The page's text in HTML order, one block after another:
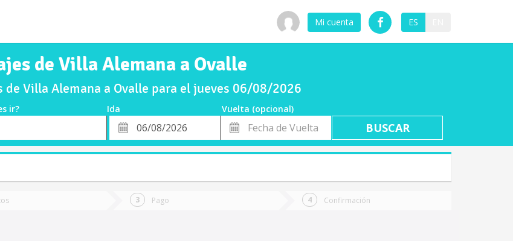
Mi cuenta ES
de Villa Alemana a Ovalle
de Villa Alemana a Ovalle para el jueves 06/08/2026
ir? Ida
Vuelta (opcional)
Fecha
de
Fecha
de
Vuelta
Pago Confirmación